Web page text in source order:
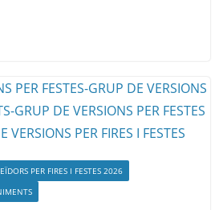
PER FIRES I FESTES 2026